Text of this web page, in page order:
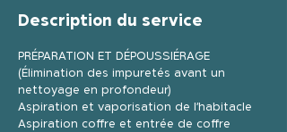
Description du service
PRÉPARATION ET DÉPOUSSIÉRAGE
(Élimination des impuretés avant un
nettoyage en profondeur)
Aspiration et vaporisation de l’habitacle
Aspiration coffre et entrée de coffre